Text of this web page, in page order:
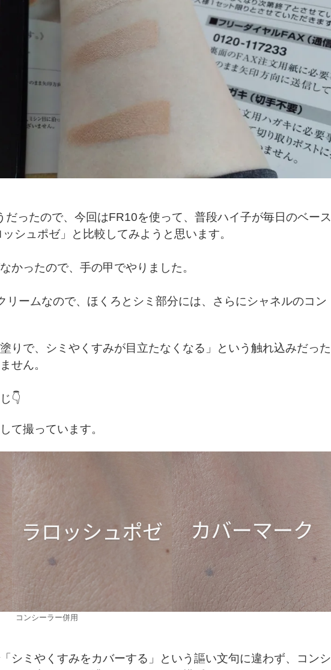
だったので、今回はFR10を使って、普段ハイ子が毎日のベース
シュポゼ」と比較してみようと思います。
かったので、手の甲でやりました。
リームなので、ほくろとシミ部分には、さらにシャネルのコン
りで、シミやくすみが目立たなくなる」という触れ込みだった
せん。
👇
て撮っています。
コンシーラー併用
シミやくすみをカバーする」という謳い文句に違わず、コンシ